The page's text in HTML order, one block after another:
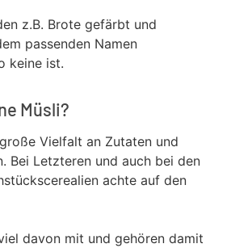
z.B. Brote gefärbt und
passenden Namen
keine ist.
Müsli?
Vielfalt an Zutaten und
Bei Letzteren und auch bei den
achte auf den
davon mit und gehören damit